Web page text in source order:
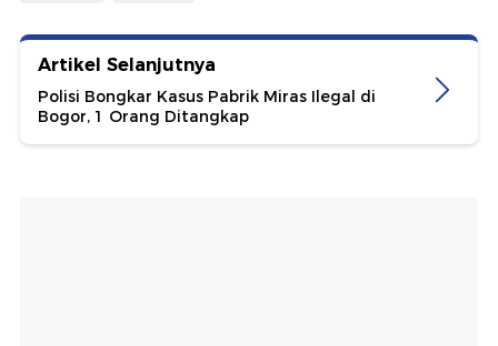
Artikel Selanjutnya
Polisi Bongkar Kasus Pabrik Miras Ilegal di
Bogor, 1 Orang Ditangkap